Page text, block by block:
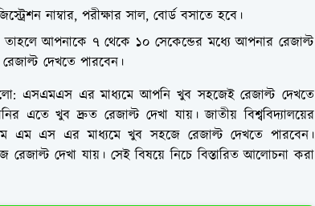
নাম্বার, পরীক্ষার সাল, বোর্ড বসাতে হবে।
আপনাকে ৭ থেকে ১০ সেকেন্ডের মধ্যে আপনার রেজাল্ট
দেখতে পারবেন।
এসএমএস এর মাধ্যমে আপনি খুব সহজেই রেজাল্ট দেখতে
এতে খুব দ্রুত রেজাল্ট দেখা যায়। জাতীয় বিশ্ববিদ্যালয়ের
এম এস এর মাধ্যমে খুব সহজে রেজাল্ট দেখতে পারবেন।
দেখা যায়। সেই বিষয়ে নিচে বিস্তারিত আলোচনা করা